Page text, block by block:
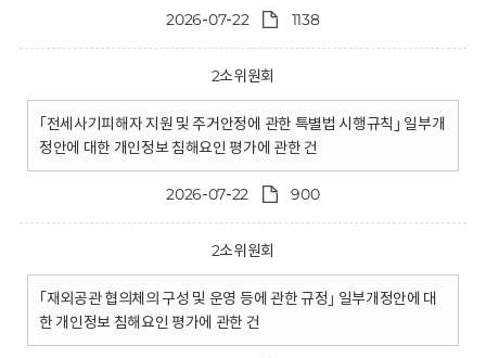
2026-07-22 1138
2소위원회
｢전세사기피해자 지원 및 주거안정에 관한 특별법 시행규칙｣ 일부개
정안에 대한 개인정보 침해요인 평가에 관한 건
2026-07-22 900
2소위원회
｢재외공관 협의체의 구성 및 운영 등에 관한 규정｣ 일부개정안에 대
한 개인정보 침해요인 평가에 관한 건